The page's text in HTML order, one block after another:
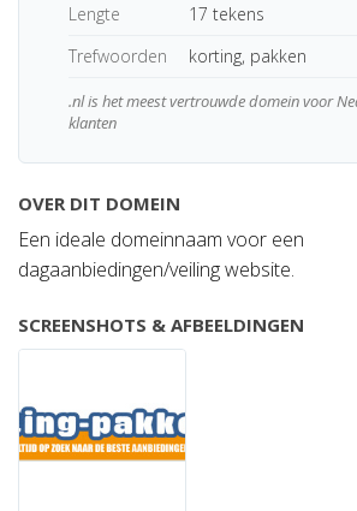
Lengte
17 tekens
Trefwoorden
korting, pakken
.nl is het meest vertrouwde domein voor
klanten
OVER DIT DOMEIN
Een ideale domeinnaam voor een
dagaanbiedingen/veiling website.
SCREENSHOTS & AFBEELDINGEN